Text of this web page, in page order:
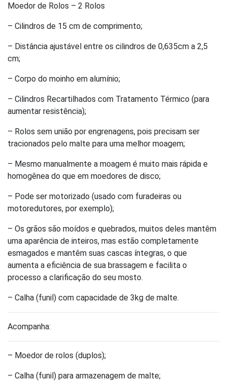
Moedor de Rolos – 2 Rolos
– Cilindros de 15 cm de comprimento;
– Distância ajustável entre os cilindros de 0,635cm a 2,5
cm;
– Corpo do moinho em alumínio;
– Cilindros Recartilhados com Tratamento Térmico (para
aumentar resistência);
– Rolos sem união por engrenagens, pois precisam ser
tracionados pelo malte para uma melhor moagem;
– Mesmo manualmente a moagem é muito mais rápida e
homogênea do que em moedores de disco;
– Pode ser motorizado (usado com furadeiras ou
motoredutores, por exemplo);
– Os grãos são moídos e quebrados, muitos deles mantêm
uma aparência de inteiros, mas estão completamente
esmagados e mantêm suas cascas íntegras, o que
aumenta a eficiência de sua brassagem e facilita o
processo a clarificação do seu mosto.
– Calha (funil) com capacidade de 3kg de malte.
Acompanha:
– Moedor de rolos (duplos);
– Calha (funil) para armazenagem de malte;